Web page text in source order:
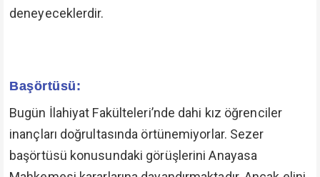
deneyeceklerdir.
Başörtüsü:
Bugün İlahiyat Fakülteleri’nde dahi kız öğrenciler
inançları doğrultasında örtünemiyorlar. Sezer
başörtüsü konusundaki görüşlerini Anayasa